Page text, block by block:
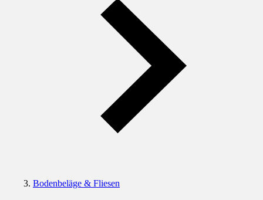
Bodenbeläge & Fliesen